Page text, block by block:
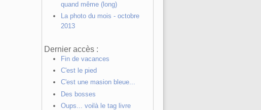
quand même (long)
La photo du mois - octobre
2013
Dernier accès :
Fin de vacances
C'est le pied
C'est une masion bleue...
Des bosses
Oups... voilà le tag livre